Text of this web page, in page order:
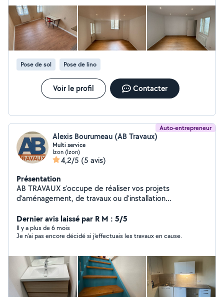
Pose de sol Pose de lino
Voir le profil Contacter
Auto-entrepreneur
Alexis Bourumeau (AB Travaux)
Multi service
Izon (Izon)
4,2/5 (5 avis)
Présentation
AB TRAVAUX s'occupe de réaliser vos projets
d'aménagement, de travaux ou d'installation
dans toute la France! De couler des dalles de béton, à
installer une cuisine équipée, en passant par la
rénovation ou le terrassement.
Dernier avis laissé par R M : 5/5
Il y a plus de 6 mois
Je n'ai pas encore décidé si j'effectuais les travaux en cause.